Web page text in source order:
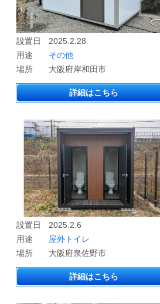
設置日
2025.2.28
用途
その他
場所
大阪府岸和田市
詳細はこちら
設置日
2025.2.6
用途
屋外トイレ
場所
大阪府泉佐野市
詳細はこちら